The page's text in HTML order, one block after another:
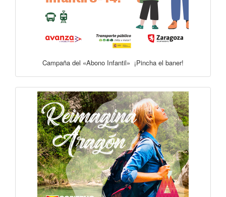
Campaña del «Abono Infantil» ¡Pincha el baner!